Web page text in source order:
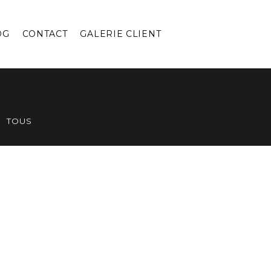
CONTACT GALERIE CLIENT
TOUS